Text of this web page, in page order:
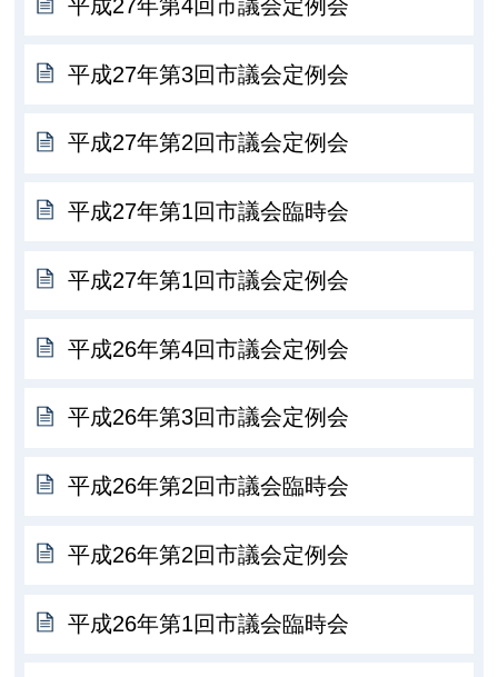
平成27年第4回市議会定例会
平成27年第3回市議会定例会
平成27年第2回市議会定例会
平成27年第1回市議会臨時会
平成27年第1回市議会定例会
平成26年第4回市議会定例会
平成26年第3回市議会定例会
平成26年第2回市議会臨時会
平成26年第2回市議会定例会
平成26年第1回市議会臨時会